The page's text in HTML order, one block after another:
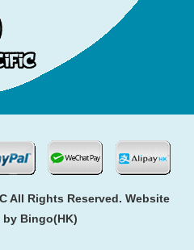
All Rights Reserved. Website
by Bingo(HK)